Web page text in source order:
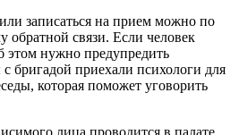
записаться на прием можно по
обратной связи. Если человек
этом нужно предупредить
с бригадой приехали психологи для
которая поможет уговорить